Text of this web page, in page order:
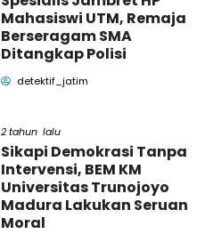
Mahasiswi UTM, Remaja
Berseragam SMA
Ditangkap Polisi
detektif_jatim
2 tahun lalu
Sikapi Demokrasi Tanpa
Intervensi, BEM KM
Universitas Trunojoyo
Madura Lakukan Seruan
Moral